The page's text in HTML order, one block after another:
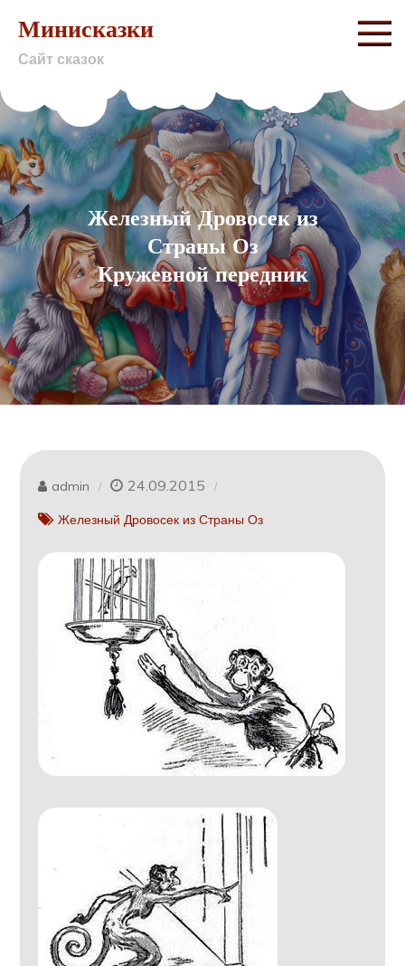
content
Минисказки
Сайт сказок
Железный Дровосек из
Страны Оз
Кружевной передник
admin 24.09.2015
Железный Дровосек из Страны Оз